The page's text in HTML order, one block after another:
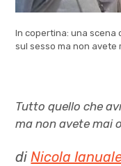
In copertina: una scena
sul sesso ma non avete
Tutto quello che
ma non avete mai
diNicola